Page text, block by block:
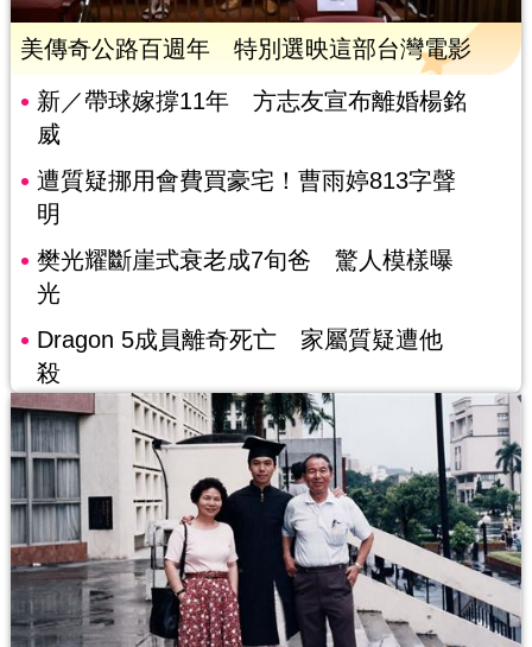
美傳奇公路百週年 特別選映這部台灣電影
新／帶球嫁撐11年 方志友宣布離婚楊銘
威
遭質疑挪用會費買豪宅！曹雨婷813字聲
明
樊光耀斷崖式衰老成7旬爸 驚人模樣曝
光
Dragon 5成員離奇死亡 家屬質疑遭他
殺